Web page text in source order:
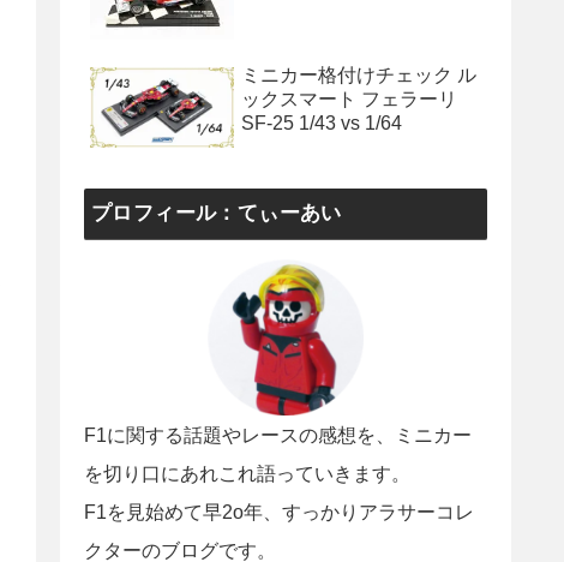
ミニカー格付けチェック ル
ックスマート フェラーリ
SF-25 1/43 vs 1/64
プロフィール：てぃーあい
F1に関する話題やレースの感想を、ミニカー
を切り口にあれこれ語っていきます。
F1を見始めて早2o年、すっかりアラサーコレ
クターのブログです。